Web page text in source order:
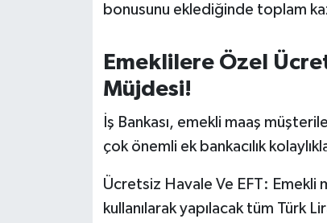
bonusunu eklediğinde toplam
Emeklilere Özel
Müjdesi!
İş Bankası, emekli maaş
çok önemli ek bankacılık
Ücretsiz Havale Ve EFT: Emekli
kullanılarak yapılacak tüm Türk